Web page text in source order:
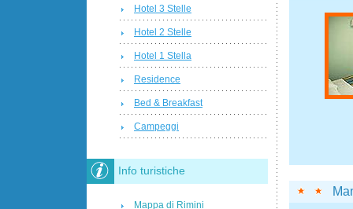
Hotel 3 Stelle
Hotel 2 Stelle
Hotel 1 Stella
Residence
Bed & Breakfast
Campeggi
Info turistiche
Mappa di Rimini